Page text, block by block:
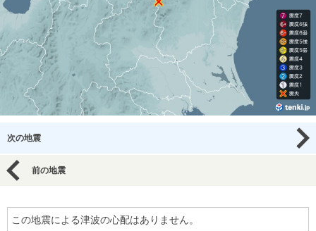
次の地震
前の地震
この地震による津波の心配はありません。